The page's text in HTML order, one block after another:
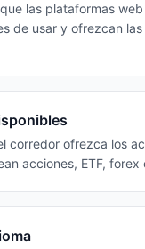
las plataformas
de usar y ofrezcan
corredor ofrezca los
acciones, ETF,